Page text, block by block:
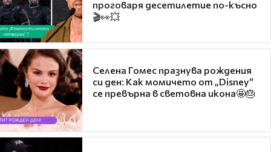
проговаря десетилетие по-късно
🎬👀💥
Селена Гомес празнува рождения
си ден: Как момичето от „Disney“
се превърна в световна икона🤩🎂